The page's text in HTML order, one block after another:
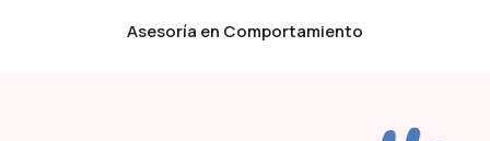
Asesoría en Comportamiento